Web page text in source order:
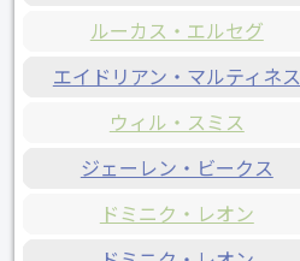
ルーカス・エルセグ
エイドリアン・マルティネス
ウィル・スミス
ジェーレン・ビークス
ドミニク・レオン